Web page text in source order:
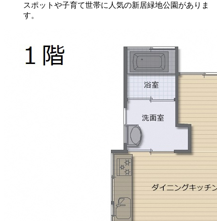
スポットや子育て世帯に人気の新居緑地公園がありま
す。